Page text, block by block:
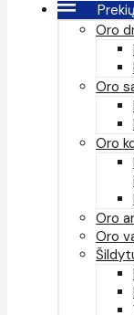
Oro
Oro
Oro
Oro
Oro